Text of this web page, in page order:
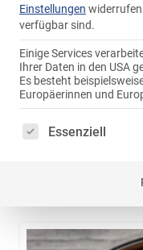
Feste
Einen Grund zum
sich
Einstellungen
verfügbar sind.
Einige Services
Ihrer Daten in den USA
Es besteht
Europäerinnen und
Es folgt eine Liste
Essenziell